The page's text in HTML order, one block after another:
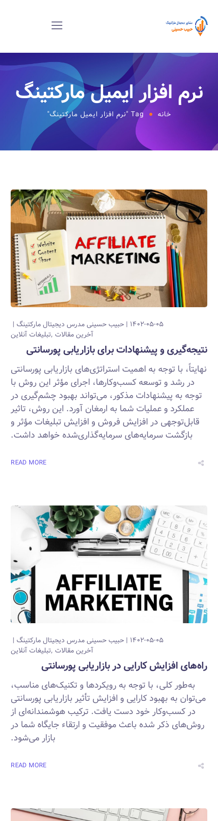
نرم افزار ایمیل مارکتینگ
خانه Tag "نرم افزار ایمیل مارکتینگ"
۱۴۰۲-۰۵-۰۵ حبیب حسینیمدرس دیجیتال مارکتینگ
آخرین مقالات تبلیغات آنلاین
نتیجه‌گیری و پیشنهادات برای بازاریابی پورسانتی
نهایتاً، با توجه به اهمیت استراتژی‌های بازاریابی پورسانتی
در رشد و توسعه کسب‌وکارها، اجرای مؤثر این روش با
توجه به پیشنهادات مذکور، می‌تواند بهبود چشم‌گیری در
عملکرد و عملیات شما به ارمغان آورد. این روش، تاثیر
قابل‌توجهی در افزایش فروش و افزایش تبلیغات مؤثر و
بازگشت سرمایه‌های سرمایه‌گذاری‌شده خواهد داشت.
READ MORE
۱۴۰۲-۰۵-۰۵ حبیب حسینیمدرس دیجیتال مارکتینگ
آخرین مقالات تبلیغات آنلاین
راه‌های افزایش کارایی در بازاریابی پورسانتی
به‌طور کلی، با توجه به رویکردها و تکنیک‌های مناسب،
می‌توان به بهبود کارایی و افزایش تأثیر بازاریابی پورسانتی
در کسب‌وکار خود دست یافت. ترکیب هوشمندانه‌ای از
روش‌های ذکر شده باعث موفقیت و ارتقاء جایگاه شما در
بازار می‌شود.
READ MORE